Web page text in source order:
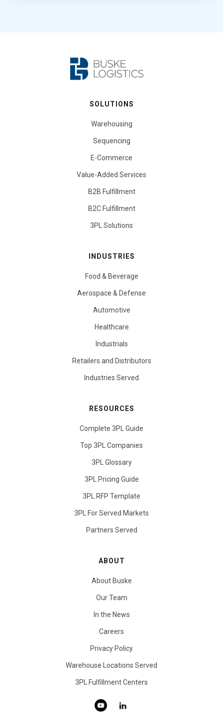
SOLUTIONS
Warehousing
Sequencing
E-Commerce
Value-Added Services
B2B Fulfillment
B2C Fulfillment
3PL Solutions
INDUSTRIES
Food & Beverage
Aerospace & Defense
Automotive
Healthcare
Industrials
Retailers and Distributors
Industries Served
RESOURCES
Complete 3PL Guide
Top 3PL Companies
3PL Glossary
3PL Pricing Guide
3PL RFP Template
3PL For Served Markets
Partners Served
ABOUT
About Buske
Our Team
In the News
Careers
Privacy Policy
Warehouse Locations Served
3PL Fulfillment Centers